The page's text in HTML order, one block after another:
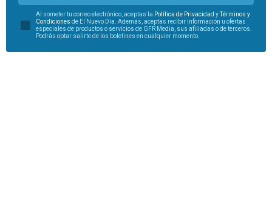
Al someter tu correo electrónico, aceptas la Política de Privacidad y
Términos y
Condiciones de El Nuevo Día. Además, aceptas recibir información u ofertas
especiales de productos o servicios de GFR Media, sus afiliadas o de terceros.
Podrás optar salirte de los boletines en cualquier momento.